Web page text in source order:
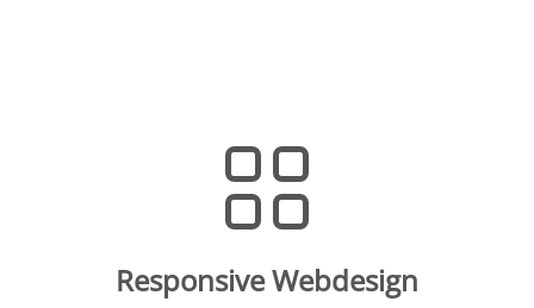
Responsive Webdesign